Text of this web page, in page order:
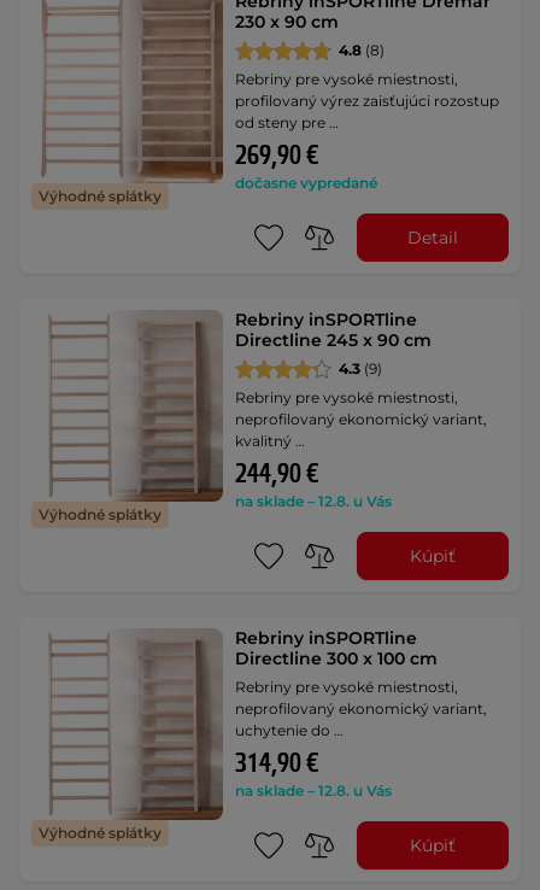
Výhodné splátky
230 x 90 cm
4.8 (8)
Rebriny pre vysoké miestnosti,
profilovaný výrez zaisťujúci rozostup
od steny pre …
269,90 €
dočasne vypredané
Detail
Výhodné splátky
Rebriny inSPORTline
Directline 245 x 90 cm
4.3 (9)
Rebriny pre vysoké miestnosti,
neprofilovaný ekonomický variant,
kvalitný …
244,90 €
na sklade – 12.8. u Vás
Kúpiť
Výhodné splátky
Rebriny inSPORTline
Directline 300 x 100 cm
Rebriny pre vysoké miestnosti,
neprofilovaný ekonomický variant,
uchytenie do …
314,90 €
na sklade – 12.8. u Vás
Kúpiť